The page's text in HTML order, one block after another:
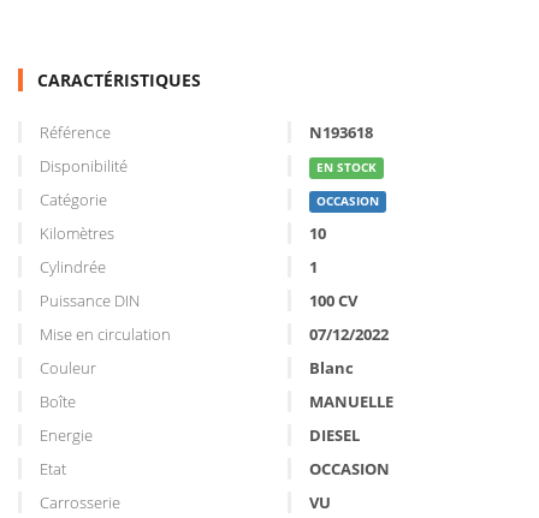
CARACTÉRISTIQUES
Référence
N193618
Disponibilité
EN STOCK
Catégorie OCCASION
Kilomètres
10
Cylindrée
1
Puissance DIN
100 CV
Mise en circulation
07/12/2022
Couleur
Blanc
Boîte
MANUELLE
Energie
DIESEL
Etat
OCCASION
Carrosserie
VU